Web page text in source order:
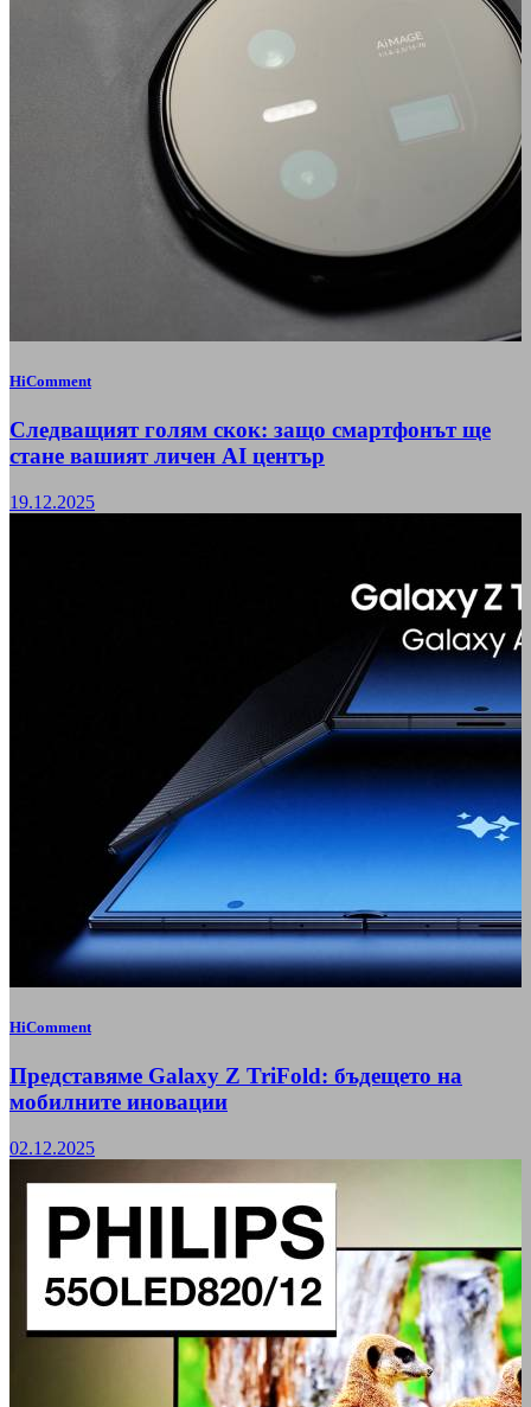
HiComment
Следващият голям скок: защо смартфонът ще
стане вашият личен AI център
19.12.2025
HiComment
Представяме Galaxy Z TriFold: бъдещето на
мобилните иновации
02.12.2025